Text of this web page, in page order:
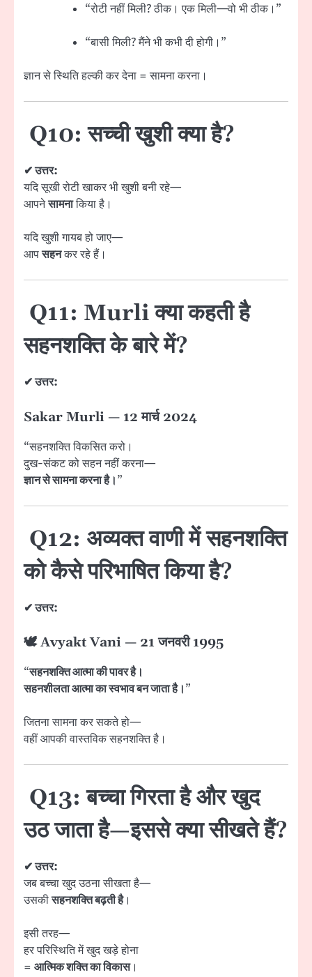
“रोटी नहीं मिली? ठीक। एक मिली—वो भी ठीक।”
“बासी मिली? मैंने भी कभी दी होगी।”
ज्ञान से स्थिति हल्की कर देना = सामना करना।
Q10: सच्ची खुशी क्या है?
✔ उत्तर:
यदि सूखी रोटी खाकर भी खुशी बनी रहे—
आपनेसामनाकिया है।
यदि खुशी गायब हो जाए—
आपसहनकर रहे हैं।
Q11: Murli क्या कहती है
सहनशक्ति के बारे में?
✔ उत्तर:
Sakar Murli — 12 मार्च 2024
“सहनशक्ति विकसित करो।
दुख-संकट को सहन नहीं करना—
ज्ञान से सामना करना है।”
Q12: अव्यक्त वाणी में सहनशक्ति
को कैसे परिभाषित किया है?
✔ उत्तर:
🕊 Avyakt Vani — 21 जनवरी 1995
“सहनशक्ति आत्मा की पावर है।
सहनशीलता आत्मा का स्वभाव बन जाता है।”
जितना सामना कर सकते हो—
वहीं आपकी वास्तविक सहनशक्ति है।
Q13: बच्चा गिरता है और खुद
उठ जाता है—इससे क्या सीखते हैं?
✔ उत्तर:
जब बच्चा खुद उठना सीखता है—
उसकीसहनशक्ति बढ़ती है।
इसी तरह—
हर परिस्थिति में खुद खड़े होना
= आत्मिक शक्ति का विकास।